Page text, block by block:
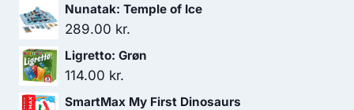
Nunatak: Temple of Ice
289.00 kr.
Ligretto: Grøn
114.00 kr.
SmartMax My First Dinosaurs